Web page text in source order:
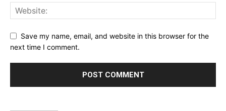
Save my name, email, and website in this browser for the
next time I comment.